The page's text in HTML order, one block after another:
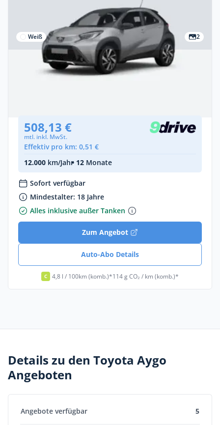
Weiß 2
Gewerbe
Toyota Aygo (X) Toyota Aygo X 53 kW
508,13 €
mtl. inkl. MwSt.
Effektiv pro km: 0,51 €
12.000 km/Jahr• 12 Monate
Sofort verfügbar
Mindestalter: 18 Jahre
Alles inklusive außer Tanken
Zum Angebot
Auto-Abo Details
C 4,8 l / 100km (komb.)*114 g CO₂ / km (komb.)*
Details zu den Toyota Aygo
Angeboten
Angebote verfügbar 5